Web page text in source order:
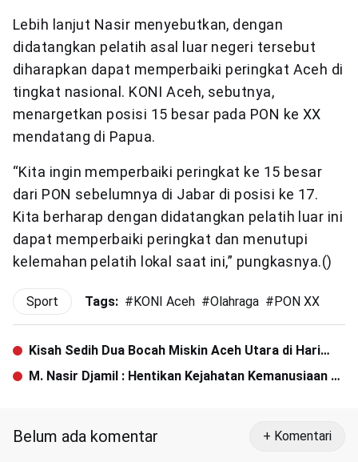
Lebih lanjut Nasir menyebutkan, dengan
didatangkan pelatih asal luar negeri tersebut
diharapkan dapat memperbaiki peringkat Aceh di
tingkat nasional. KONI Aceh, sebutnya,
menargetkan posisi 15 besar pada PON ke XX
mendatang di Papua.
“Kita ingin memperbaiki peringkat ke 15 besar
dari PON sebelumnya di Jabar di posisi ke 17.
Kita berharap dengan didatangkan pelatih luar ini
dapat memperbaiki peringkat dan menutupi
kelemahan pelatih lokal saat ini,” pungkasnya.()
Sport Tags: #KONI Aceh #Olahraga #PON XX
Kisah Sedih Dua Bocah Miskin Aceh Utara di Hari
Lebaran
M. Nasir Djamil : Hentikan Kejahatan Kemanusiaan di
Belum ada komentar + Komentari